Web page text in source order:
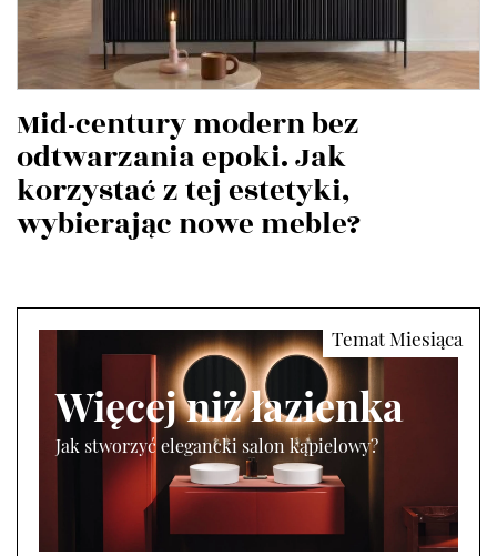
Mid-century modern bez
odtwarzania epoki. Jak
korzystać z tej estetyki,
wybierając nowe meble?
Więcej niż łazienka
Jak stworzyć elegancki salon kąpielowy?